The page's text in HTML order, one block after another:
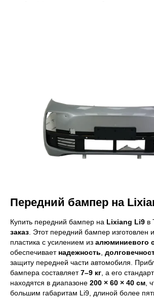
Передний бампер на
Купить передний бампер на Lixiang Li9 в
заказ. Этот передний бампер изготовлен
пластика с усилением из алюминиевого
обеспечивает надежность,
защиту передней части автомобиля.
бампера составляет7–9 кг, а его
находятся в диапазоне 200 × 60 × 40 см,
большим габаритам Li9, длиной более